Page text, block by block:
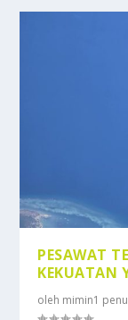
PESAWAT
KEKUATAN
oleh mimin1